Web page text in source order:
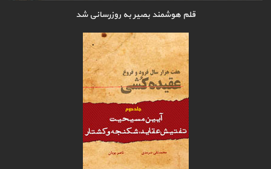
قلم هوشمند بصیر به روزرسانی شد